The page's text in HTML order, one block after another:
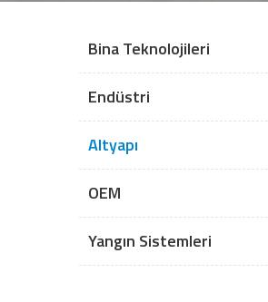
Bina Teknolojileri
Endüstri
Altyapı
OEM
Yangın Sistemleri